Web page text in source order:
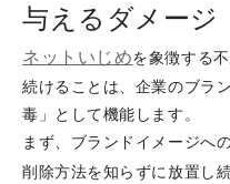
与えるダメージ
ネットいじめを象徴する
続けることは、企業のブラ
毒」として機能します。
まず、ブランドイメージへ
削除方法を知らずに放置し続